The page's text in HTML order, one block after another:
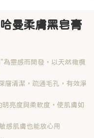
曼柔膚黑皂膏
靈感而開發，以天然橄欖
層清潔，疏通毛孔，有效淨
亮度與柔軟度，使肌膚如
感肌膚也能放心用